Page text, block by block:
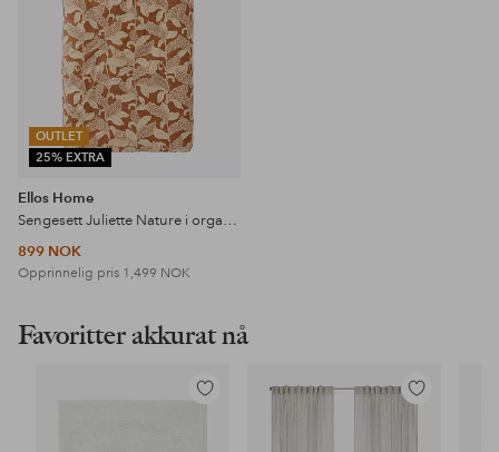
OUTLET
25% EXTRA
Ellos Home
Sengesett Juliette Nature i organisk bomull 2 eller 3 stykker
899 NOK
Opprinnelig pris 1,499 NOK
Favoritter akkurat nå
Legg
Legg